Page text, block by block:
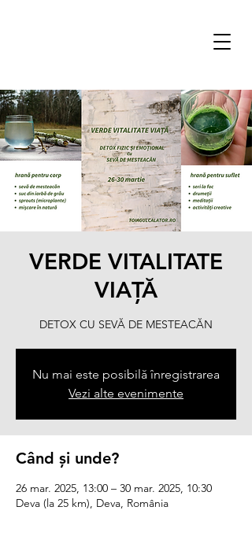
VERDE VITALITATE
VIAȚĂ
DETOX CU SEVĂ DE MESTEACĂN
Nu mai este posibilă înregistrarea
Vezi alte evenimente
Când și unde?
26 mar. 2025, 13:00 – 30 mar. 2025, 10:30
Deva (la 25 km), Deva, România